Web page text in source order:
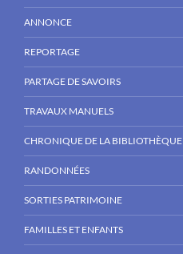
ANNONCE
REPORTAGE
PARTAGE DE SAVOIRS
TRAVAUX MANUELS
CHRONIQUE DE LA BIBLIOTHÈQUE
RANDONNÉES
SORTIES PATRIMOINE
FAMILLES ET ENFANTS